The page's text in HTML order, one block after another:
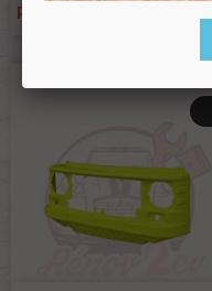
Prix club